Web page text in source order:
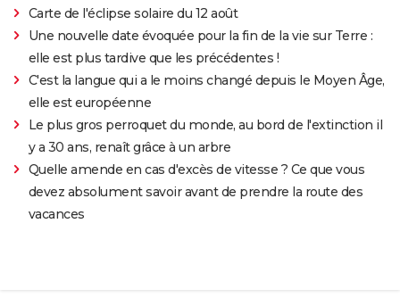
Carte de l'éclipse solaire du 12 août
Une nouvelle date évoquée pour la fin de la vie sur Terre :
elle est plus tardive que les précédentes !
C'est la langue qui a le moins changé depuis le Moyen Âge,
elle est européenne
Le plus gros perroquet du monde, au bord de l'extinction il
y a 30 ans, renaît grâce à un arbre
Quelle amende en cas d'excès de vitesse ? Ce que vous
devez absolument savoir avant de prendre la route des
vacances